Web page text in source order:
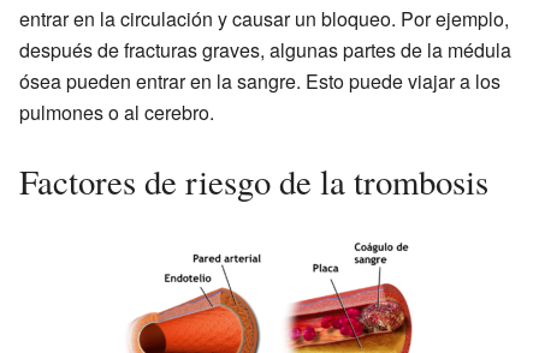
entrar en la circulación y causar un bloqueo. Por ejemplo,
después de fracturas graves, algunas partes de la médula
ósea pueden entrar en la sangre. Esto puede viajar a los
pulmones o al cerebro.
Factores de riesgo de la trombosis